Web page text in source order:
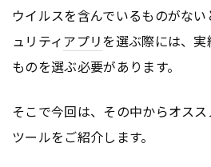
ウイルスを含んでいるものがな
ュリティアプリを選ぶ際には、
ものを選ぶ必要があります。
そこで今回は、その中からオス
ツールをご紹介します。